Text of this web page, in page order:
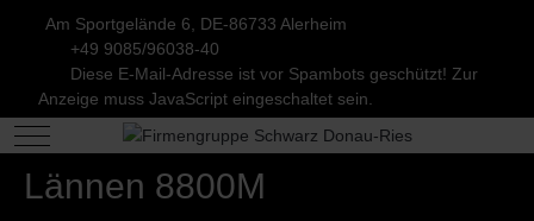
Am Sportgelände 6, DE-86733 Alerheim
+49 9085/96038-40
Diese E-Mail-Adresse ist vor Spambots geschützt! Zur
Anzeige muss JavaScript eingeschaltet sein.
Mobile Menu Toggle
Lännen 8800M